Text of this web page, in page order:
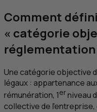
Comment
« catégorie
réglementation
Une catégorie objective
légaux : appartenance
rémunération, 1erniveau
collective de l'entreprise,